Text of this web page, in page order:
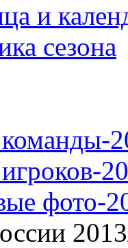
и
сезона
фото-